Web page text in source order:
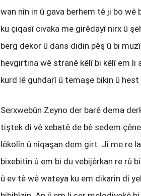
wan nîn in û gava berhem tê ji bo
ku çiqasî civaka me girêdayî nirx û
berg dekor û dans didin pêş û bi
hevgirtina wê stranê kêlî bi kêlî em li
kurd lê guhdarî û temaşe bikin û hest
Serxwebûn Zeyno der barê dema
tiştek di vê xebatê de bê sedem
lêkolîn û nîqaşan dem girt. Ji me re
bixebitin û em bi du vebijêrkan re rû
û ev tê wê wateya ku em dikarin di